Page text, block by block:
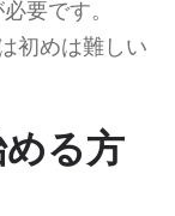
要です。
初めは難しい
る方